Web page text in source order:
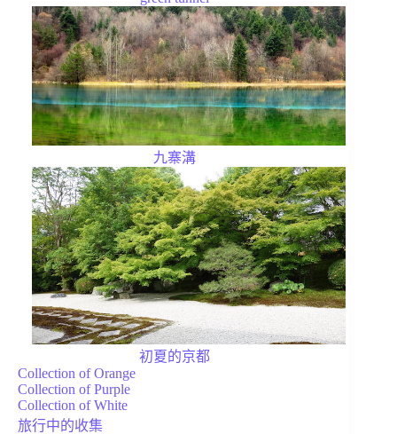
九寨溝
初夏的京都
Collection of Orange
Collection of Purple
Collection of White
旅行中的收集